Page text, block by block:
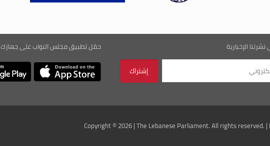
الإخبارية حمّل تطبيق مجلس النواب على جهازك
Copyright © 2026 | The Lebanese Parliament. All rights reserved. |